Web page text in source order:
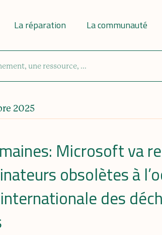
La réparation La communauté
2025
Microsoft va
obsolètes à
des